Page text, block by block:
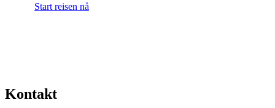
Start reisen nå
Kontakt